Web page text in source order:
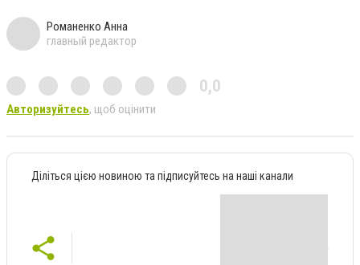
Романенко Анна
главный редактор
0,0
Авторизуйтесь, щоб оцінити
Діліться цією новиною та підписуйтесь на наші канали